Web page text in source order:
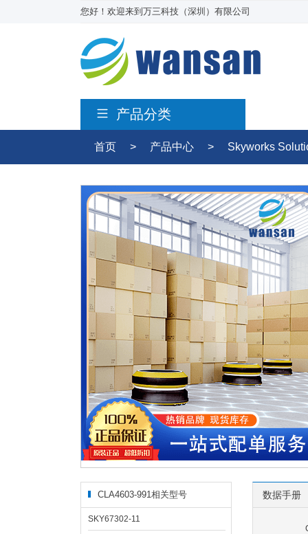
您好！欢迎来到万三科技（深圳）有限公司
产品分类
首页 > 产品中心 > Skyworks
CLA4603-991相关型号
SKY67302-11
数据手册